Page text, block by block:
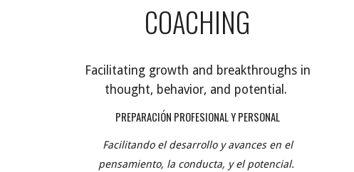
COACHING
Facilitating growth and breakthroughs in
thought, behavior, and potential.
PREPARACIÓN PROFESIONAL Y PERSONAL
Facilitando el desarrollo y avances en el
pensamiento, la conducta, y el potencial.